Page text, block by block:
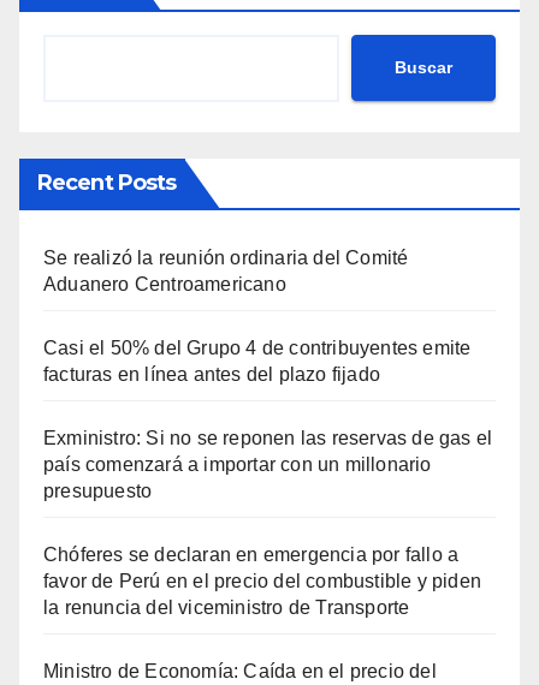
Buscar
Recent Posts
Se realizó la reunión ordinaria del Comité
Aduanero Centroamericano
Casi el 50% del Grupo 4 de contribuyentes emite
facturas en línea antes del plazo fijado
Exministro: Si no se reponen las reservas de gas el
país comenzará a importar con un millonario
presupuesto
Chóferes se declaran en emergencia por fallo a
favor de Perú en el precio del combustible y piden
la renuncia del viceministro de Transporte
Ministro de Economía: Caída en el precio del